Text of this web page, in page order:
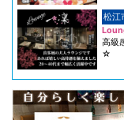
松江
高級
☆